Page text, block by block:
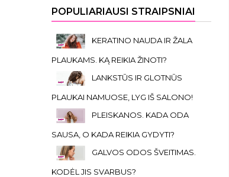
POPULIARIAUSI STRAIPSNIAI
KERATINO NAUDA IR ŽALA
PLAUKAMS. KĄ REIKIA ŽINOTI?
LANKSTŪS IR GLOTNŪS
PLAUKAI NAMUOSE, LYG IŠ SALONO!
PLEISKANOS. KADA ODA
SAUSA, O KADA REIKIA GYDYTI?
GALVOS ODOS ŠVEITIMAS.
KODĖL JIS SVARBUS?